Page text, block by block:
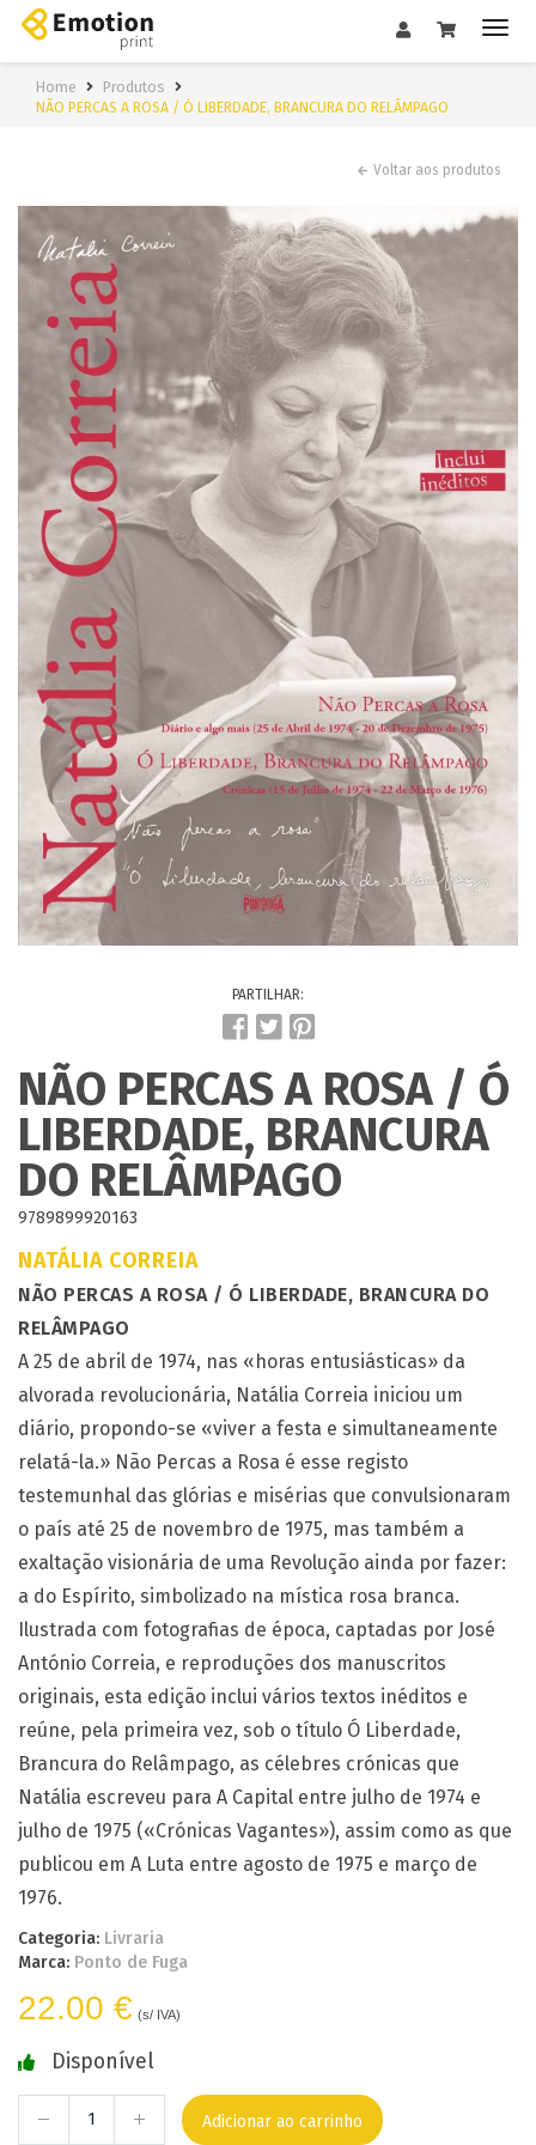
Home
Produtos
NÃO PERCAS A ROSA / Ó LIBERDADE, BRANCURA DO RELÂMPAGO
Voltar aos produtos
PARTILHAR:
NÃO PERCAS A ROSA / Ó
LIBERDADE, BRANCURA
DO RELÂMPAGO
9789899920163
NATÁLIA CORREIA
NÃO PERCAS A ROSA / Ó LIBERDADE, BRANCURA DO
RELÂMPAGO
A 25 de abril de 1974, nas «horas entusiásticas» da
alvorada revolucionária, Natália Correia iniciou um
diário, propondo-se «viver a festa e simultaneamente
relatá-la.» Não Percas a Rosa é esse registo
testemunhal das glórias e misérias que convulsionaram
o país até 25 de novembro de 1975, mas também a
exaltação visionária de uma Revolução ainda por fazer:
a do Espírito, simbolizado na mística rosa branca.
Ilustrada com fotografias de época, captadas por José
António Correia, e reproduções dos manuscritos
originais, esta edição inclui vários textos inéditos e
reúne, pela primeira vez, sob o título Ó Liberdade,
Brancura do Relâmpago, as célebres crónicas que
Natália escreveu para A Capital entre julho de 1974 e
julho de 1975 («Crónicas Vagantes»), assim como as que
publicou em A Luta entre agosto de 1975 e março de
1976.
Categoria: Livraria
Marca: Ponto de Fuga
22.00 € (s/ IVA)
Disponível
Adicionar ao carrinho